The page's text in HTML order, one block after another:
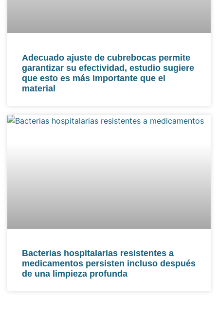
Adecuado ajuste de cubrebocas permite
garantizar su efectividad, estudio sugiere
que esto es más importante que el
material
Bacterias hospitalarias resistentes a
medicamentos persisten incluso después
de una limpieza profunda